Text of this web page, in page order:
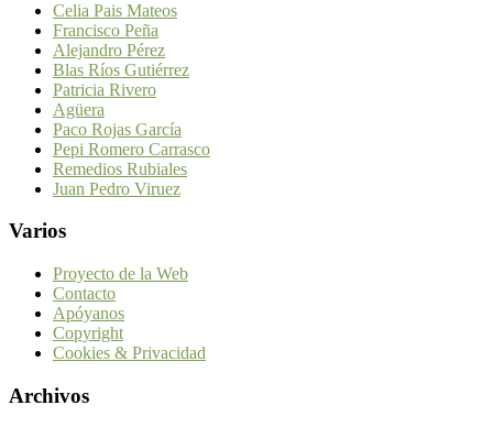
Celia Pais Mateos
Francisco Peña
Alejandro Pérez
Blas Ríos Gutiérrez
Patricia Rivero
Agüera
Paco Rojas García
Pepi Romero Carrasco
Remedios Rubiales
Juan Pedro Viruez
Varios
Proyecto de la Web
Contacto
Apóyanos
Copyright
Cookies & Privacidad
Archivos